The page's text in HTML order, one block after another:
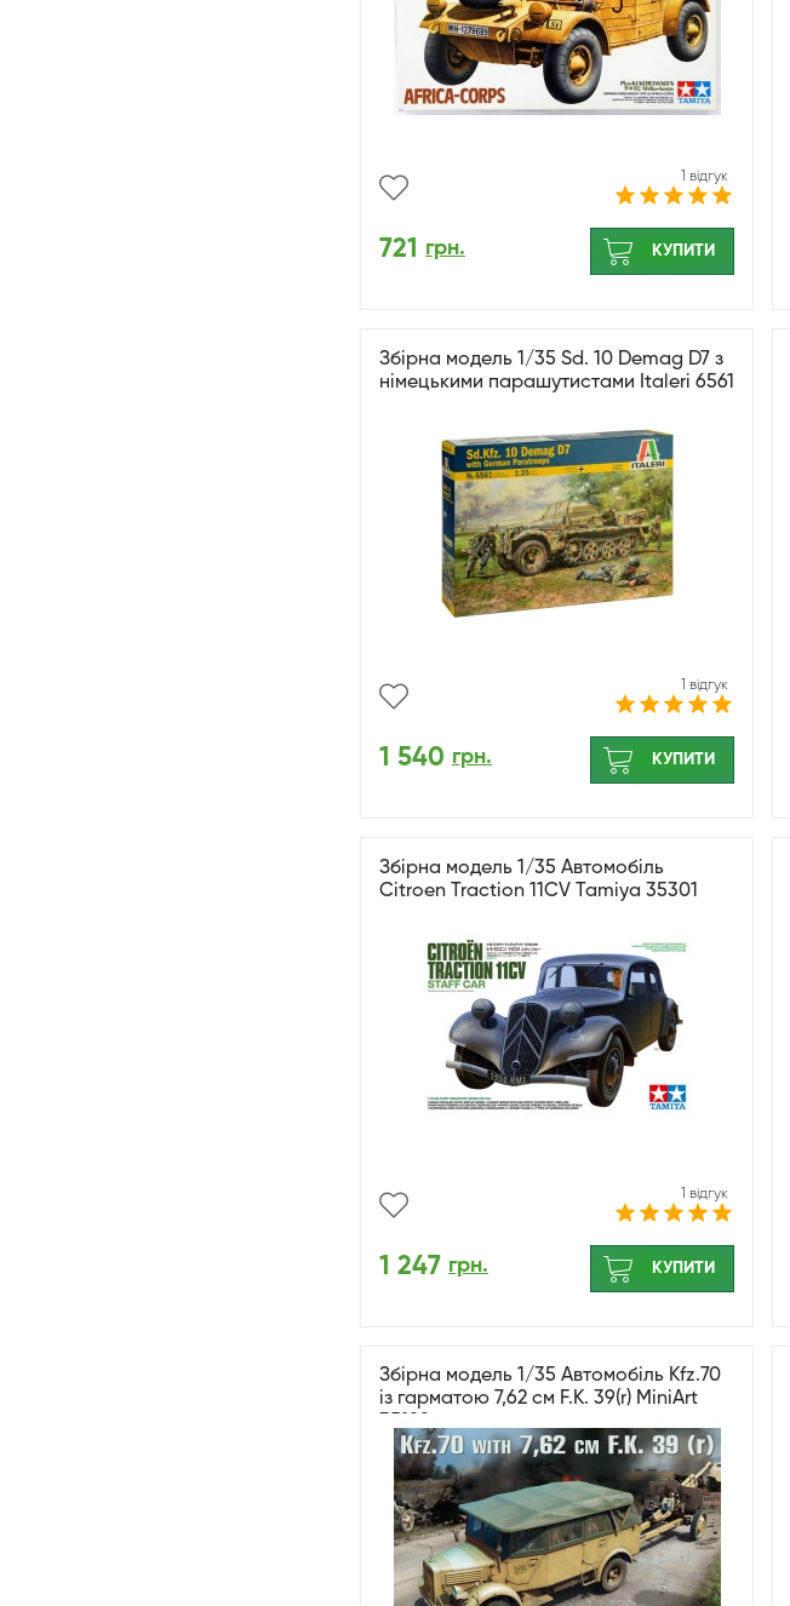
1 відгук
721 грн. КУПИТИ
Збірна модель 1/35 Sd. 10 Demag D7 з
німецькими парашутистами Italeri 6561
1 відгук
1 540 грн. КУПИТИ
Збірна модель 1/35 Автомобіль
Citroen Traction 11CV Tamiya 35301
1 відгук
1 247 грн. КУПИТИ
Збірна модель 1/35 Автомобіль Kfz.70
із гарматою 7,62 см F.K. 39(r) MiniArt